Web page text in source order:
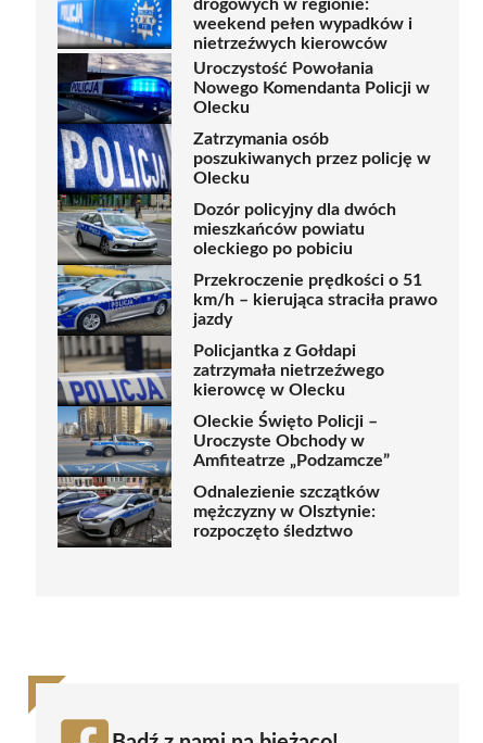
drogowych w regionie:
weekend pełen wypadków i
nietrzeźwych kierowców
Uroczystość Powołania
Nowego Komendanta Policji w
Olecku
Zatrzymania osób
poszukiwanych przez policję w
Olecku
Dozór policyjny dla dwóch
mieszkańców powiatu
oleckiego po pobiciu
Przekroczenie prędkości o 51
km/h – kierująca straciła prawo
jazdy
Policjantka z Gołdapi
zatrzymała nietrzeźwego
kierowcę w Olecku
Oleckie Święto Policji –
Uroczyste Obchody w
Amfiteatrze „Podzamcze”
Odnalezienie szczątków
mężczyzny w Olsztynie:
rozpoczęto śledztwo